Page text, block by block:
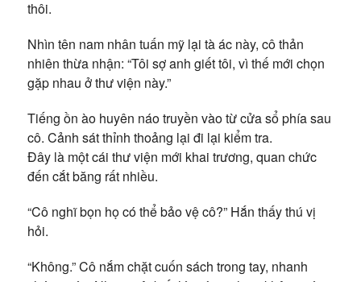
thôi.
Nhìn tên nam nhân tuấn mỹ lại tà ác này, cô thản
nhiên thừa nhận: “Tôi sợ anh giết tôi, vì thế mới chọn
gặp nhau ở thư viện này.”
Tiếng ồn ào huyên náo truyền vào từ cửa sổ phía sau
cô. Cảnh sát thỉnh thoảng lại đi lại kiểm tra.
Đây là một cái thư viện mới khai trương, quan chức
đến cắt băng rất nhiều.
“Cô nghĩ bọn họ có thể bảo vệ cô?” Hắn thấy thú vị
hỏi.
“Không.” Cô nắm chặt cuốn sách trong tay, nhanh